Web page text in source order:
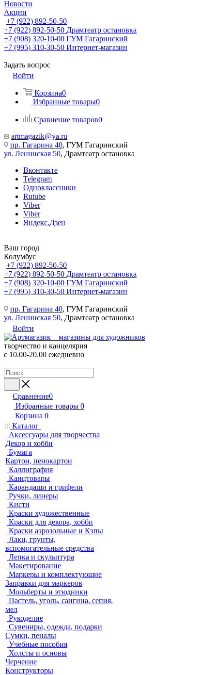
Новости
Акции
+7 (922) 892-50-50
+7 (922) 892-50-50 Драмтеатр остановка
+7 (908) 320-10-00 ГУМ Гагаринский
+7 (995) 310-30-50 Интернет-магазин
Задать вопрос
Войти
Корзина0
Избранные товары0
Сравнение товаров0
artmagazik@ya.ru
пр. Гагарина 40, ГУМ Гагаринский
ул. Ленинская 50, Драмтеатр остановка
Вконтакте
Telegram
Одноклассники
Rutube
Viber
Viber
Яндекс.Дзен
Ваш город
Колумбус
+7 (922) 892-50-50
+7 (922) 892-50-50 Драмтеатр остановка
+7 (908) 320-10-00 ГУМ Гагаринский
+7 (995) 310-30-50 Интернет-магазин
пр. Гагарина 40, ГУМ Гагаринский
ул. Ленинская 50, Драмтеатр остановка
Войти
творчество и канцелярия
с 10.00-20.00 ежедневно
Сравнение0
Избранные товары 0
Корзина 0
Каталог
Аксессуары для творчества
Декор и хобби
Бумага
Картон, пенокартон
Каллиграфия
Канцтовары
Карандаши и грифели
Ручки, линеры
Кисти
Краски художественные
Краски для декора, хобби
Краски аэрозольные и Кэпы
Лаки, грунты,
вспомогательные средства
Лепка и скульптура
Макетирование
Маркеры и комплектующие
Заправки для маркеров
Мольберты и этюдники
Пастель, уголь, сангина, сепия,
мел
Рукоделие
Сувениры, одежда, подарки
Сумки, пеналы
Учебные пособия
Холсты и основы
Черчение
Конструкторы